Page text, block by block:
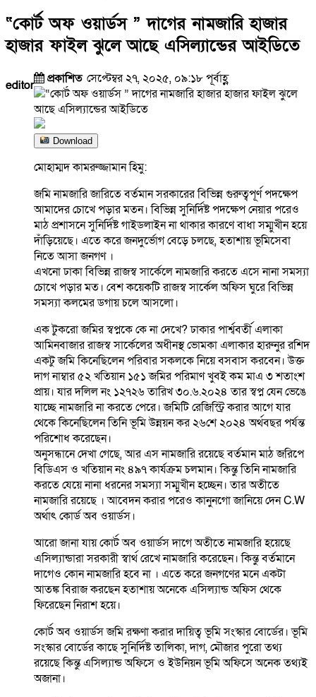
“কোর্ট অফ ওয়ার্ডস ” দাগের নামজারি হাজার
হাজার ফাইল ঝুলে আছে এসিল্যান্ডের আইডিতে
editor প্রকাশিত সেপ্টেম্বর ২৭, ২০২৫, ০৯:১৮ পূর্বাহ্ণ
Download
মোহাম্মদ কামরুজ্জামান হিমু:
জমি নামজারি জারিতে বর্তমান সরকারের বিভিন্ন গুরুত্বপূর্ণ পদক্ষেপ
আমাদের চোখে পড়ার মতন। বিভিন্ন সুনির্দিষ্ট পদক্ষেপ নেয়ার পরেও
মাঠ প্রশাসনে সুনির্দিষ্ট গাইডলাইন না থাকার কারণে বাধা সম্মুখীন হয়ে
দাঁড়িয়েছে। এতে করে জনদুর্ভোগ বেড়ে চলছে, হতাশায় ভূমিসেবা
নিতে আসা জনগণ ।
এখনো ঢাকা বিভিন্ন রাজস্ব সার্কেলে নামজারি করতে এসে নানা সমস্যা
চোখে পড়ার মত। বেশ কয়েকটি রাজস্ব সার্কেল অফিস ঘুরে বিভিন্ন
সমস্যা কলমের ডগায় চলে আসলো।
এক টুকরো জমির স্বপ্নকে কে না দেখে? ঢাকার পার্শ্ববর্তী এলাকা
আমিনবাজার রাজস্ব সার্কেলের অধীনস্থ ভোমকা এলাকার হারুনুর রশিদ
একটু জমি কিনেছিলেন পরিবার সকলকে নিয়ে বসবাস করবেন। উক্ত
দাগ নাম্বার ৫২ খতিয়ান ১৫১ জমির পরিমাণ খুবই কম মাএ ৩ শতাংশ
প্রায়। যার দলিল নং ১২৭২৬ তারিখ ৩০.৬.২০২৪ তার স্বপ্ন যেন ভেঙে
যাচ্ছে নামজারি না করতে পেরে। জমিটি রেজিস্ট্রি করার আগে যার
থেকে কিনেছিলেন তিনি ভূমি উন্নয়ন কর ২৬শে ২০২৪ অর্থবছর পর্যন্ত
পরিশোধ করেছেন।
অনুসন্ধানে দেখা গেছে, আর এস নামজারি রয়েছে বর্তমান মাঠ জরিপে
বিডিএস ও খতিয়ান নং ৪৯৭ কার্যক্রম চলমান। কিন্তু তিনি নামজারি
করতে যেয়ে নানা ধরনের সমস্যা সম্মুখীন হচ্ছেন। তার অতীতে
নামজারি রয়েছে । আবেদন করার পরেও কানুনগো জানিয়ে দেন C.W
অর্থাৎ কোর্ড অব ওয়ার্ডস।
আরো জানা যায় কোর্ট অব ওয়ার্ডস দাগে অতীতে নামজারি হয়েছে
এসিল্যান্ডারা সরকারী স্বার্থ রেখে নামজারি করেছেন। কিন্তু বর্তমানে
দাগেও কোন নামজারি হবে না । এতে করে জনগণের মনে একটা
আতঙ্ক বিরাজ করছেন হতাশায় অনেকে এসিল্যান্ড অফিস থেকে
ফিরেছেন নিরাশ হয়ে।
কোর্ট অব ওয়ার্ডস জমি রক্ষণা করার দায়িত্ব ভূমি সংস্কার বোর্ডের। ভূমি
সংস্কার বোর্ডের কাছে সুনির্দিষ্ট তালিকা, দাগ, মৌজার পুরো তথ্য
রয়েছে কিন্তু এসিল্যান্ড অফিসে ও ইউনিয়ন ভূমি অফিসে অনেক তথ্যই
অজানা।